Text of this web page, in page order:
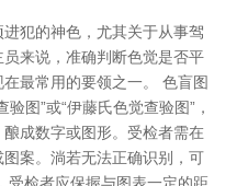
犯的神色，尤其关于从事驾
来说，准确判断色觉是否平
最常用的要领之一。 色盲图
图”或“伊藤氏色觉查验图”，
成数字或图形。受检者需在
案。淌若无法正确识别，可